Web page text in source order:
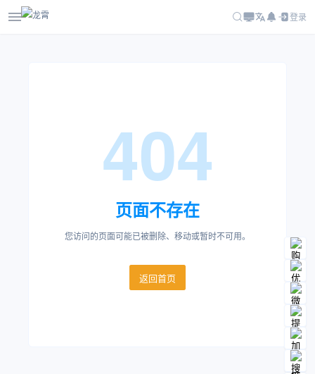
登录
404
页面不存在
您访问的页面可能已被删除、移动或暂时不可用。
返回首页